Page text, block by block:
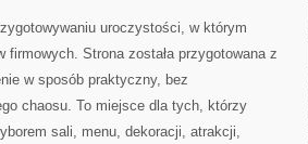
uroczystości, w którym
Strona została przygotowana z
w sposób praktyczny, bez
chaosu. To miejsce dla tych, którzy
sali, menu, dekoracji, atrakcji,